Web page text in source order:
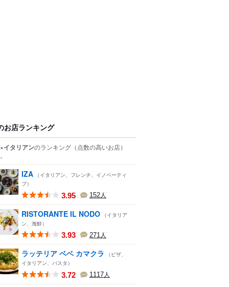
お店ランキング
イタリアンのランキング （点数の高いお店）
IZA （イタリアン、フレンチ、イノベーティ
ブ）
3.95 152人
RISTORANTE IL NODO （イタリア
ン、海鮮）
3.93 271 人
ラッテリア ベベ カマクラ
（ピザ、
イタリアン、パスタ）
3.72 1117人